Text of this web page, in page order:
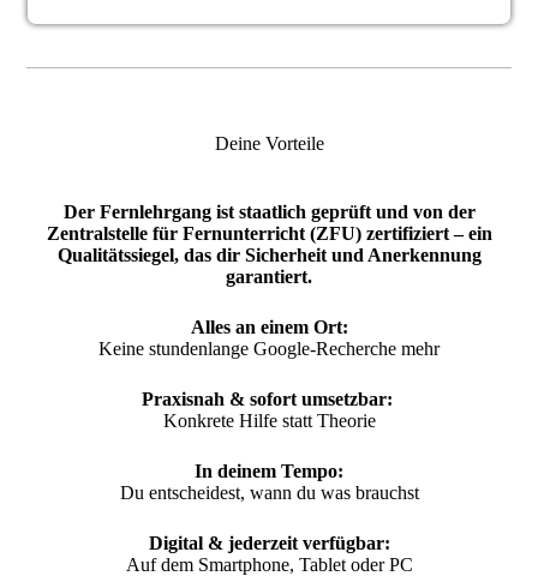
Deine Vorteile
Der Fernlehrgang ist staatlich geprüft und von der
Zentralstelle für Fernunterricht (ZFU) zertifiziert – ein
Qualitätssiegel, das dir Sicherheit und Anerkennung
garantiert.
Alles an einem Ort:
Keine stundenlange Google-Recherche mehr
Praxisnah & sofort umsetzbar:
Konkrete Hilfe statt Theorie
In deinem Tempo:
Du entscheidest, wann du was brauchst
Digital & jederzeit verfügbar:
Auf dem Smartphone, Tablet oder PC